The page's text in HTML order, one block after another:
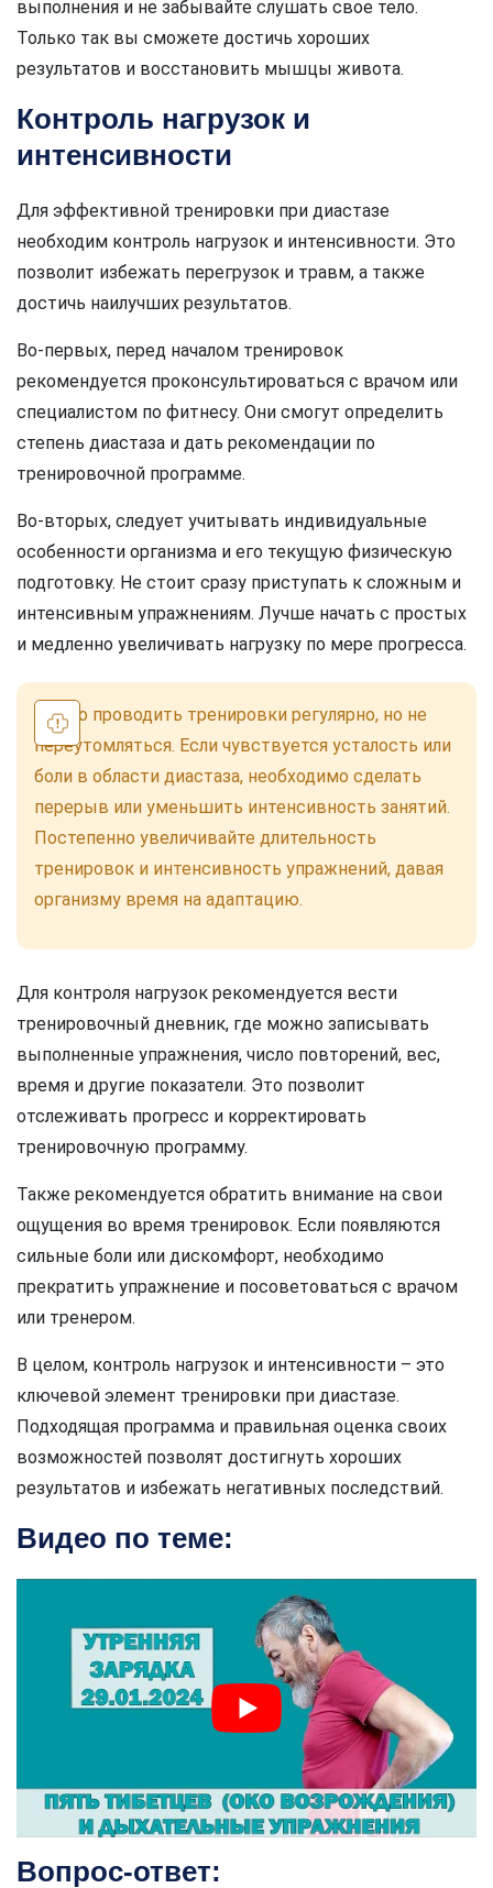
выполнения и не забывайте слушать свое тело.
Только так вы сможете достичь хороших
результатов и восстановить мышцы живота.
Контроль нагрузок и
интенсивности
Для эффективной тренировки при диастазе
необходим контроль нагрузок и интенсивности. Это
позволит избежать перегрузок и травм, а также
достичь наилучших результатов.
Во-первых, перед началом тренировок
рекомендуется проконсультироваться с врачом или
специалистом по фитнесу. Они смогут определить
степень диастаза и дать рекомендации по
тренировочной программе.
Во-вторых, следует учитывать индивидуальные
особенности организма и его текущую физическую
подготовку. Не стоит сразу приступать к сложным и
интенсивным упражнениям. Лучше начать с простых
и медленно увеличивать нагрузку по мере прогресса.
Важно проводить тренировки регулярно, но не
переутомляться. Если чувствуется усталость или
боли в области диастаза, необходимо сделать
перерыв или уменьшить интенсивность занятий.
Постепенно увеличивайте длительность
тренировок и интенсивность упражнений, давая
организму время на адаптацию.
Для контроля нагрузок рекомендуется вести
тренировочный дневник, где можно записывать
выполненные упражнения, число повторений, вес,
время и другие показатели. Это позволит
отслеживать прогресс и корректировать
тренировочную программу.
Также рекомендуется обратить внимание на свои
ощущения во время тренировок. Если появляются
сильные боли или дискомфорт, необходимо
прекратить упражнение и посоветоваться с врачом
или тренером.
В целом, контроль нагрузок и интенсивности – это
ключевой элемент тренировки при диастазе.
Подходящая программа и правильная оценка своих
возможностей позволят достигнуть хороших
результатов и избежать негативных последствий.
Видео по теме:
Вопрос-ответ: